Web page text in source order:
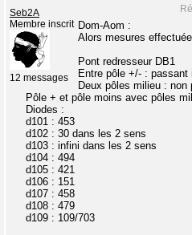
Seb2A
Membre inscrit
12 messages
Dom-Aom :
Alors mesures
Pont redresseur DB1
Entre pôle +/- : passant
Deux pôles milieu : non
Pôle + et pôle moins avec pôles
Diodes :
d101 : 453
d102 : 30 dans les 2 sens
d103 : infini dans les 2 sens
d104 : 494
d105 : 421
d106 : 151
d107 : 458
d108 : 479
d109 : 109/703